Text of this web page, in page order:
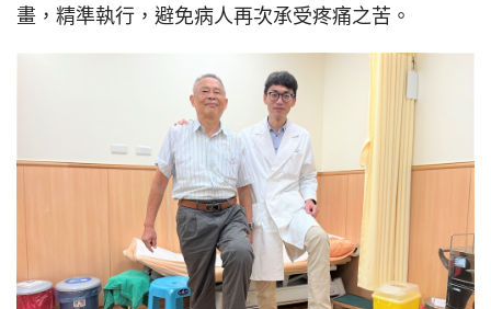
畫，精準執行，避免病人再次承受疼痛之苦。